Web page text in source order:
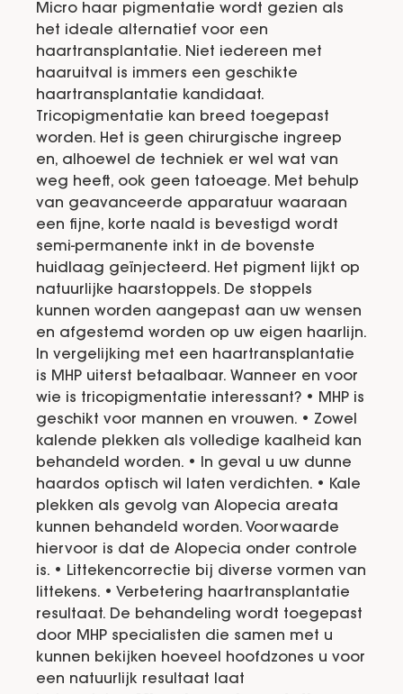
Micro haar pigmentatie wordt gezien als
het ideale alternatief voor een
haartransplantatie. Niet iedereen met
haaruitval is immers een geschikte
haartransplantatie kandidaat.
Tricopigmentatie kan breed toegepast
worden. Het is geen chirurgische ingreep
en, alhoewel de techniek er wel wat van
weg heeft, ook geen tatoeage. Met behulp
van geavanceerde apparatuur waaraan
een fijne, korte naald is bevestigd wordt
semi-permanente inkt in de bovenste
huidlaag geïnjecteerd. Het pigment lijkt op
natuurlijke haarstoppels. De stoppels
kunnen worden aangepast aan uw wensen
en afgestemd worden op uw eigen haarlijn.
In vergelijking met een haartransplantatie
is MHP uiterst betaalbaar. Wanneer en voor
wie is tricopigmentatie interessant? • MHP is
geschikt voor mannen en vrouwen. • Zowel
kalende plekken als volledige kaalheid kan
behandeld worden. • In geval u uw dunne
haardos optisch wil laten verdichten. • Kale
plekken als gevolg van Alopecia areata
kunnen behandeld worden. Voorwaarde
hiervoor is dat de Alopecia onder controle
is. • Littekencorrectie bij diverse vormen van
littekens. • Verbetering haartransplantatie
resultaat. De behandeling wordt toegepast
door MHP specialisten die samen met u
kunnen bekijken hoeveel hoofdzones u voor
een natuurlijk resultaat laat